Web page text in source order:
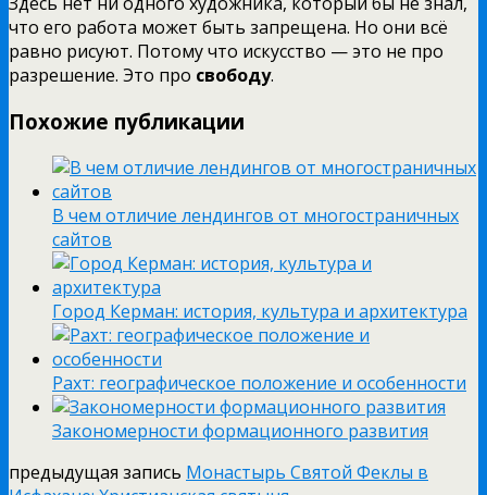
что его работа может быть запрещена. Но они всё
равно рисуют. Потому что искусство — это не про
разрешение. Это про свободу.
Похожие публикации
В чем отличие лендингов от многостраничных
сайтов
Город Керман: история, культура и архитектура
Рахт: географическое положение и особенности
Закономерности формационного развития
предыдущая запись Монастырь Святой Феклы в